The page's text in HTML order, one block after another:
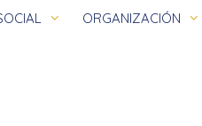
ORGANIZACIÓN